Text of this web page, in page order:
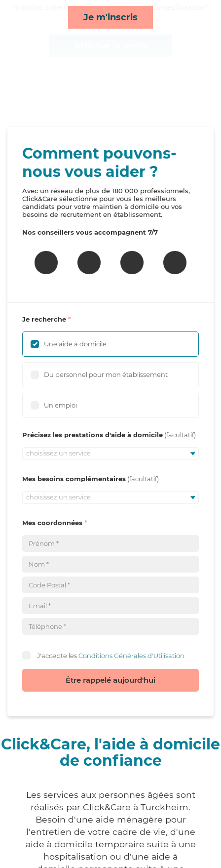
Je m'inscris
mobilité, toilette/habillage, ménage et courses/livraison*
Comment pouvons-
nous vous aider ?
Avec un réseau de plus de 180 000 professionnels,
Click&Care sélectionne pour vous les meilleurs
candidats pour votre maintien à domicile ou vos
besoins de recrutement en établissement.
Nos conseillers vous accompagnent 7/7
Je recherche
Une aide à domicile
Du personnel pour mon établissement
Un emploi
Précisez les prestations d'aide à domicile
choisissez un service
Mes besoins complémentaires
choisissez un service
Mes coordonnées
J'accepte lesConditions Générales d'Utilisation
Être rappelé aujourd'hui
Click&Care, l'aide à domicile
de confiance
Les services aux personnes âgées sont
réalisés par Click&Care à Turckheim.
Besoin d'une aide ménagère pour
l'entretien de votre cadre de vie, d'une
aide à domicile temporaire suite à une
hospitalisation ou d'une aide à